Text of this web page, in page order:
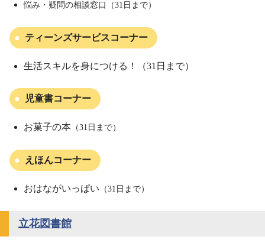
悩み・疑問の相談窓口（31日まで）
ティーンズサービスコーナー
生活スキルを身につける！（31日まで）
児童書コーナー
お菓子の本 （31日まで）
えほんコーナー
おはながいっぱい （31日まで）
立花図書館